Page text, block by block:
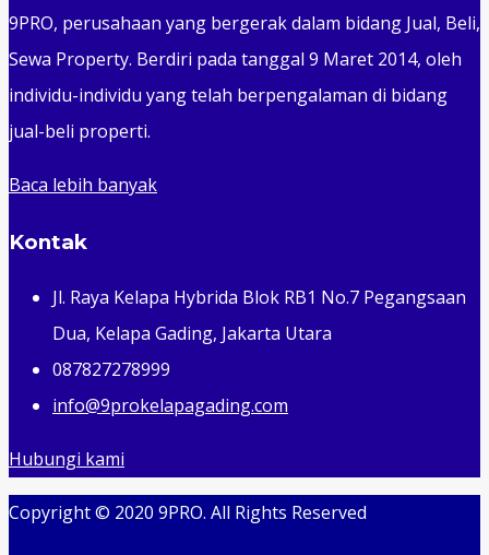
9PRO, perusahaan yang bergerak dalam bidang Jual, Beli,
Sewa Property. Berdiri pada tanggal 9 Maret 2014, oleh
individu-individu yang telah berpengalaman di bidang
jual-beli properti.
Baca lebih banyak
Kontak
Jl. Raya Kelapa Hybrida Blok RB1 No.7 Pegangsaan
Dua, Kelapa Gading, Jakarta Utara
087827278999
info@9prokelapagading.com
Hubungi kami
Copyright © 2020 9PRO. All Rights Reserved